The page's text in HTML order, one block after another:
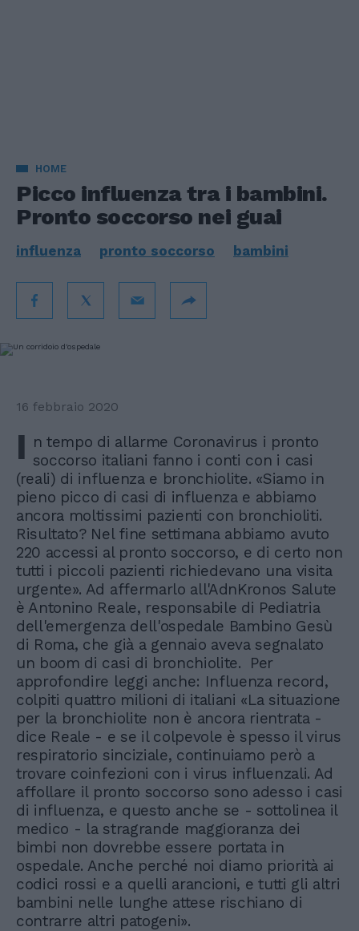
HOME
Picco influenza tra i bambini.
Pronto soccorso nei guai
influenza pronto soccorso bambini
16 febbraio 2020
I n tempo di allarme Coronavirus i pronto
soccorso italiani fanno i conti con i casi
(reali) di influenza e bronchiolite. «Siamo in
pieno picco di casi di influenza e abbiamo
ancora moltissimi pazienti con bronchioliti.
Risultato? Nel fine settimana abbiamo avuto
220 accessi al pronto soccorso, e di certo non
tutti i piccoli pazienti richiedevano una visita
urgente». Ad affermarlo all'AdnKronos Salute
è Antonino Reale, responsabile di Pediatria
dell'emergenza dell'ospedale Bambino Gesù
di Roma, che già a gennaio aveva segnalato
un boom di casi di bronchiolite. Per
approfondire leggi anche: Influenza record,
colpiti quattro milioni di italiani «La situazione
per la bronchiolite non è ancora rientrata -
dice Reale - e se il colpevole è spesso il virus
respiratorio sinciziale, continuiamo però a
trovare coinfezioni con i virus influenzali. Ad
affollare il pronto soccorso sono adesso i casi
di influenza, e questo anche se - sottolinea il
medico - la stragrande maggioranza dei
bimbi non dovrebbe essere portata in
ospedale. Anche perché noi diamo priorità ai
codici rossi e a quelli arancioni, e tutti gli altri
bambini nelle lunghe attese rischiano di
contrarre altri patogeni».